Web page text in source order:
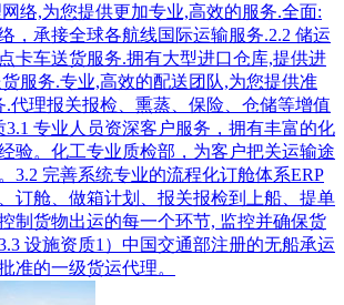
络,为您提供更加专业,高效的服务.全面:
，承接全球各航线国际运输服务.2.2 储运
卡车送货服务.拥有大型进口仓库,提供进
服务.专业,高效的配送团队,为您提供准
.代理报关报检、熏蒸、保险、仓储等增值
3.1 专业人员资深客户服务，拥有丰富的化
验。化工专业质检部，为客户把关运输途
3.2 完善系统专业的流程化订舱体系ERP
订舱、做箱计划、报关报检到上船、提单
制货物出运的每一个环节, 监控并确保货
设施资质1）中国交通部注册的无船承运
准的一级货运代理。